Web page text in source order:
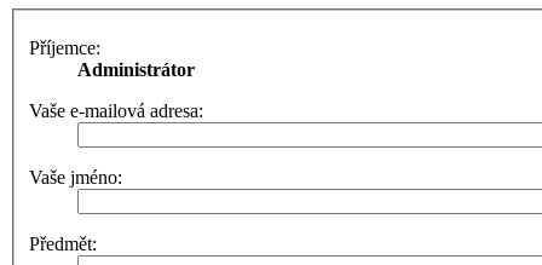
Příjemce:
Administrátor
Vaše e-mailová adresa:
Vaše jméno:
Předmět: